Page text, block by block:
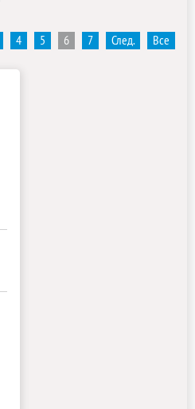
4 5 6 7 След. Все